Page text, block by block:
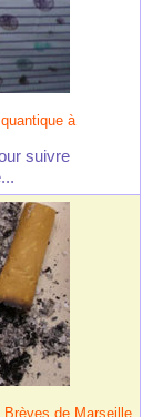
à
suivre
Brèves de Marseille